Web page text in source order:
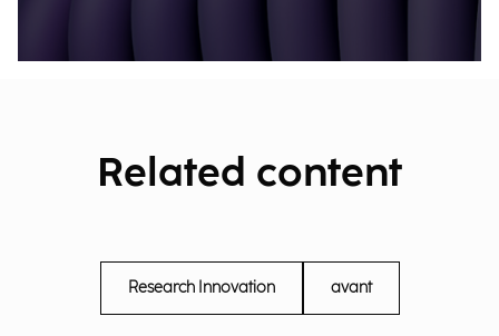
Related content
Research Innovation avant